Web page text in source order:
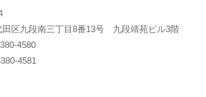
田区九段南三丁目8番13号 九段靖苑ビル3階
4580
4581